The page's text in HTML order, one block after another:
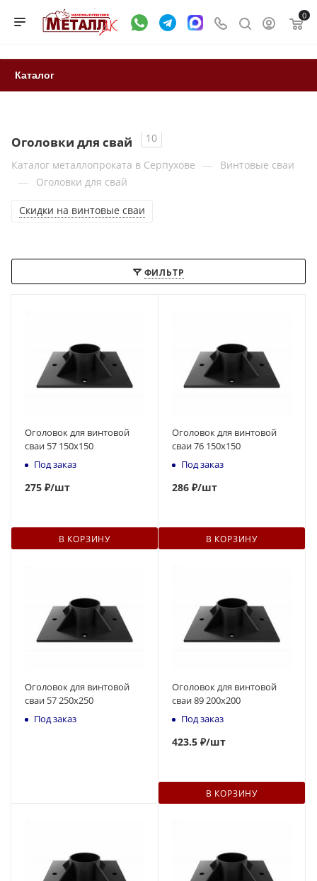
0
Каталог
Оголовки для свай
10
Каталог металлопроката в Серпухове — Винтовые сваи
— Оголовки для свай
Скидки на винтовые сваи
ФИЛЬТР
Оголовок для винтовой
сваи 57 150x150
Под заказ
275 ₽/шт
В КОРЗИНУ
Оголовок для винтовой
сваи 76 150x150
Под заказ
286 ₽/шт
В КОРЗИНУ
Оголовок для винтовой
сваи 57 250x250
Под заказ
Оголовок для винтовой
сваи 89 200x200
Под заказ
423.5 ₽/шт
В КОРЗИНУ